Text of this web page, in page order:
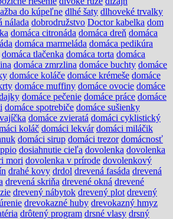
do kúpeľne dlhé šaty dlhoveké trvalky
nálada dobrodružstvo Doctor kabelka dom
domáca citronáda domáca dreň domáca
domáca marmeláda domáca pedikúra
domáca tlačenka domáca torta domáca
domáca zmrzlina domáce buchty domáce
domáce koláče domáce krémeše domáce
domáce muffiny domáce ovocie domáce
domáce pečenie domáce práce domáce
domáce spotrebiče domáce sušienky
domáce zvieratá domáci cyklistický
koláč domáci lekvár domáci miláčik
domáci sirup domáci trezor domácnosť
dosiahnutie cieľa dovolenka dovolenka
mori dovolenka v prírode dovolenkový
drahé kovy drdol drevená fasáda drevená
drevená skriňa drevené okná drevené
drevený nábytok drevený plot drevený
drevokazné huby drevokazný hmyz
drôtený program drsné vlasy drsný